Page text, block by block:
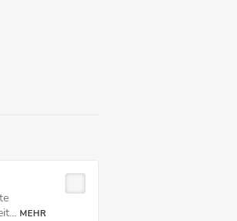
MEHR